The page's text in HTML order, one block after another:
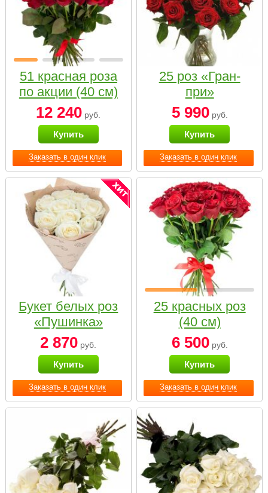
Заказать в один клик
51 красная роза
по акции (40 см)
12 240 руб.
Купить
Заказать в один клик
25 роз «Гран-
при»
5 990руб.
Купить
Заказать в один клик
Букет белых роз
«Пушинка»
2 870 руб.
Купить
Заказать в один клик
25 красных роз
(40 см)
6 500руб.
Купить